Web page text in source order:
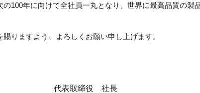
100年に向けて全社員一丸となり、世界に最高品質の製
りますよう、よろしくお願い申し上げます。
代表取締役 社長